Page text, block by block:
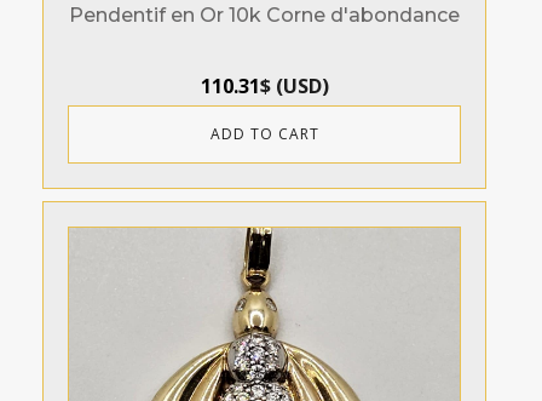
Pendentif en Or 10k Corne d'abondance
110.31$(USD)
ADD TO CART